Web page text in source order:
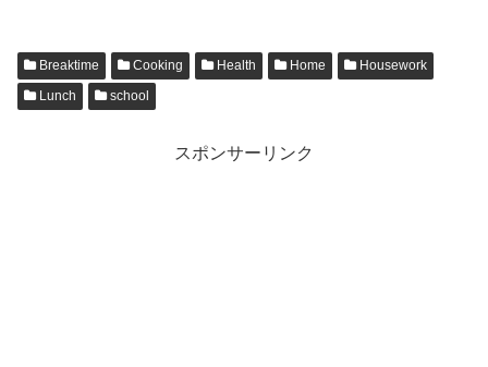
Breaktime Cooking Health Home
Housework
Lunch
school
スポンサーリンク